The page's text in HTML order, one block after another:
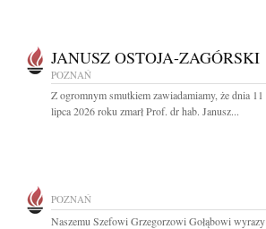
JANUSZ OSTOJA-ZAGÓRSKI
POZNAŃ
Z ogromnym smutkiem zawiadamiamy, że dnia 11
lipca 2026 roku zmarł Prof. dr hab. Janusz...
POZNAŃ
Naszemu Szefowi Grzegorzowi Gołąbowi wyrazy